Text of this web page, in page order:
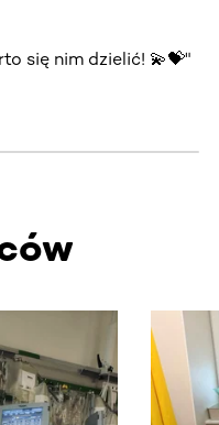
się nim dzielić! 💫💝"
w poziomie. Użyj